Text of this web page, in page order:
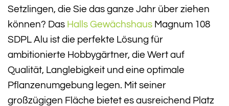
Setzlingen, die Sie das ganze Jahr über ziehen
können? Das Halls Gewächshaus Magnum 108
SDPL Alu ist die perfekte Lösung für
ambitionierte Hobbygärtner, die Wert auf
Qualität, Langlebigkeit und eine optimale
Pflanzenumgebung legen. Mit seiner
großzügigen Fläche bietet es ausreichend Platz